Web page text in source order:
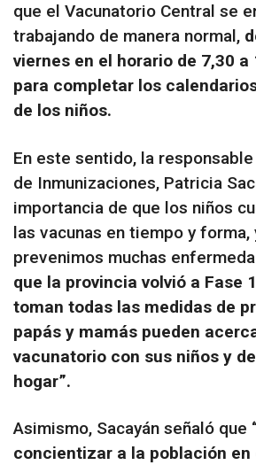
que el Vacunatorio Central se
trabajando de manera normal,
viernes en el horario de 7,30 a
para completar los
de los niños.
En este sentido, la
de Inmunizaciones, Patricia
importancia de que los niños
las vacunas en tiempo y forma,
prevenimos muchas
que la provincia volvió a Fase
toman todas las medidas de
papás y mamás pueden
vacunatorio con sus niños y
hogar”.
Asimismo, Sacayán señaló que
concientizar a la población en